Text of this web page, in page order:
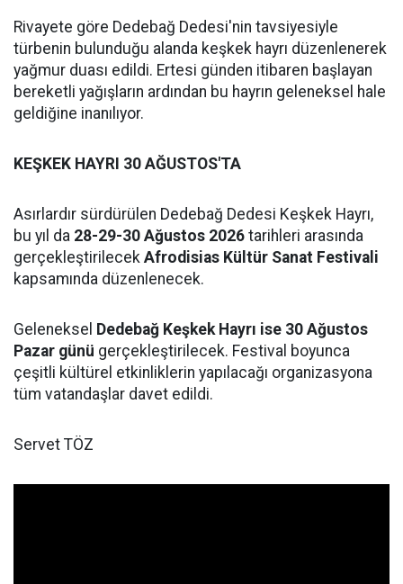
Rivayete göre Dedebağ Dedesi'nin tavsiyesiyle
türbenin bulunduğu alanda keşkek hayrı düzenlenerek
yağmur duası edildi. Ertesi günden itibaren başlayan
bereketli yağışların ardından bu hayrın geleneksel hale
geldiğine inanılıyor.
KEŞKEK HAYRI 30 AĞUSTOS'TA
Asırlardır sürdürülen Dedebağ Dedesi Keşkek Hayrı,
bu yıl da 28-29-30 Ağustos 2026 tarihleri arasında
gerçekleştirilecek Afrodisias Kültür Sanat Festivali
kapsamında düzenlenecek.
Geleneksel Dedebağ Keşkek Hayrı ise 30 Ağustos
Pazar günü gerçekleştirilecek. Festival boyunca
çeşitli kültürel etkinliklerin yapılacağı organizasyona
tüm vatandaşlar davet edildi.
Servet TÖZ